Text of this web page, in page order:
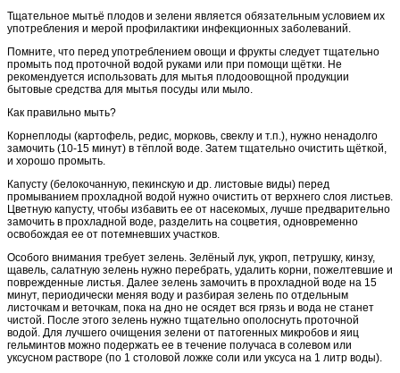
Тщательное мытьё плодов и зелени является обязательным условием их
употребления и мерой профилактики инфекционных заболеваний.
Помните, что перед употреблением овощи и фрукты следует тщательно
промыть под проточной водой руками или при помощи щётки. Не
рекомендуется использовать для мытья плодоовощной продукции
бытовые средства для мытья посуды или мыло.
Как правильно мыть?
Корнеплоды (картофель, редис, морковь, свеклу и т.п.), нужно ненадолго
замочить (10-15 минут) в тёплой воде. Затем тщательно очистить щёткой,
и хорошо промыть.
Капусту (белокочанную, пекинскую и др. листовые виды) перед
промыванием прохладной водой нужно очистить от верхнего слоя листьев.
Цветную капусту, чтобы избавить ее от насекомых, лучше предварительно
замочить в прохладной воде, разделить на соцветия, одновременно
освобождая ее от потемневших участков.
Особого внимания требует зелень. Зелёный лук, укроп, петрушку, кинзу,
щавель, салатную зелень нужно перебрать, удалить корни, пожелтевшие и
поврежденные листья. Далее зелень замочить в прохладной воде на 15
минут, периодически меняя воду и разбирая зелень по отдельным
листочкам и веточкам, пока на дно не осядет вся грязь и вода не станет
чистой. После этого зелень нужно тщательно ополоснуть проточной
водой. Для лучшего очищения зелени от патогенных микробов и яиц
гельминтов можно подержать ее в течение получаса в солевом или
уксусном растворе (по 1 столовой ложке соли или уксуса на 1 литр воды).